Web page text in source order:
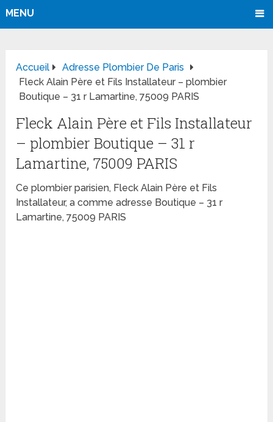
MENU
Accueil
Adresse Plombier De Paris
Fleck Alain Père et Fils Installateur – plombier
Boutique – 31 r Lamartine, 75009 PARIS
Fleck Alain Père et Fils Installateur
– plombier Boutique – 31 r
Lamartine, 75009 PARIS
Ce plombier parisien, Fleck Alain Père et Fils
Installateur, a comme adresse Boutique – 31 r
Lamartine, 75009 PARIS